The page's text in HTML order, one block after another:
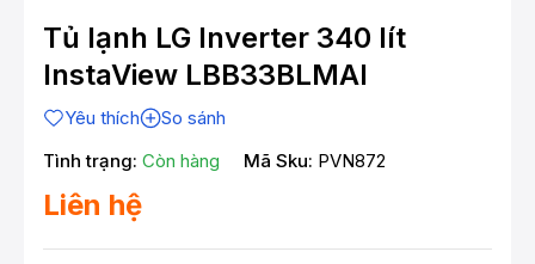
Tủ lạnh LG Inverter 340 lít
InstaView LBB33BLMAI
Yêu thích
So sánh
Tình trạng: Còn hàng Mã Sku: PVN872
Liên hệ